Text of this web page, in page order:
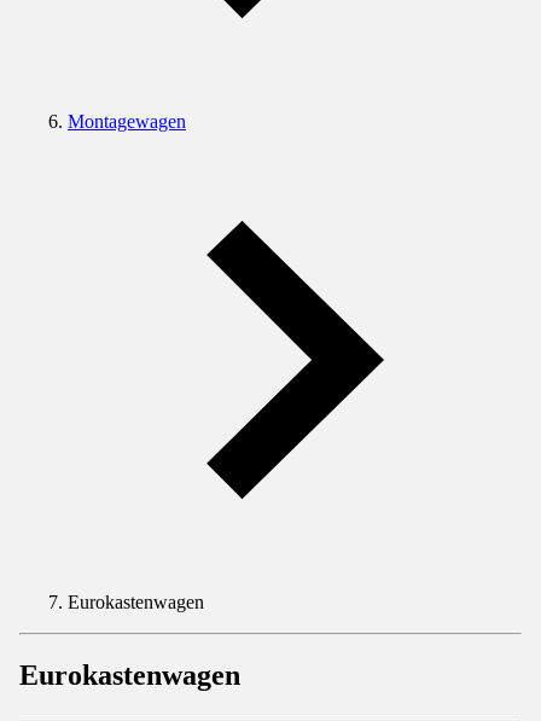
Montagewagen
Eurokastenwagen
Eurokastenwagen